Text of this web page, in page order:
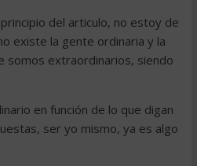
del articulo, no estoy de
existe la gente ordinaria y la
somos extraordinarios, siendo
en función de lo que digan
ser yo mismo, ya es algo